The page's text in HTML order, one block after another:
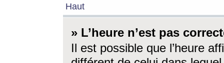
Haut
» L’heure n’est pas
Il est possible que l’heure